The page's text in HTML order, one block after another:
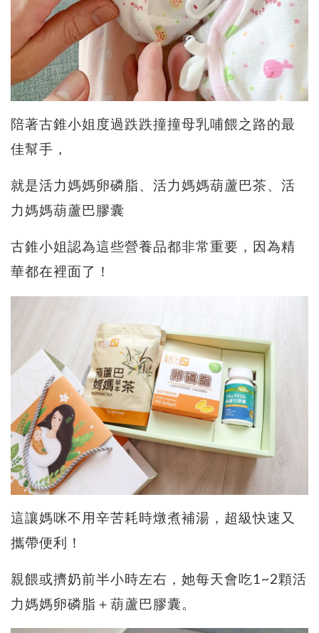
陪著古錐小姐度過跌跌撞撞母乳哺餵之路的最
佳幫手，
就是活力媽媽卵磷脂、 活力媽媽葫蘆巴茶、 活
力媽媽葫蘆巴膠囊
古錐小姐認為這些營養品都非常重要，因為精
華都在裡面了！
這讓媽咪不用辛苦耗時燉煮補湯，超級快速又
攜帶便利！
親餵或擠奶前半小時左右，她每天會吃1~2顆活
力媽媽卵磷脂＋葫蘆巴膠囊。